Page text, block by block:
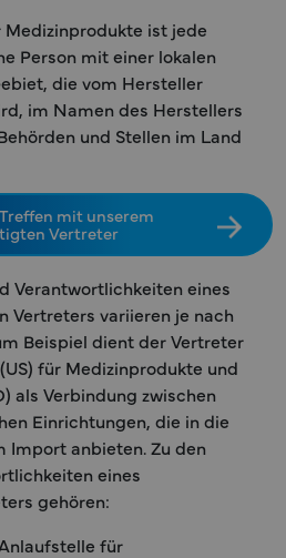
ist jede
Person mit einer lokalen
die vom Hersteller
im Namen des Herstellers
und Stellen im Land
mit unserem
Vertreter
Verantwortlichkeiten eines
Vertreters variieren je nach
Beispiel dient der Vertreter
für Medizinprodukte und
als Verbindung zwischen
Einrichtungen, die in die
Import anbieten. Zu den
eines
gehören:
für